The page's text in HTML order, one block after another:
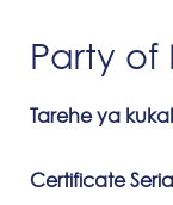
Toggle
Party of
Tarehe ya
Certificate